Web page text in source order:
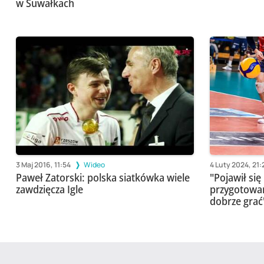
w Suwałkach
3 Maj 2016, 11:54 Wideo
Paweł Zatorski: polska siatkówka wiele
zawdzięcza Igle
4 Luty 2024,
"Pojawił
dobrze